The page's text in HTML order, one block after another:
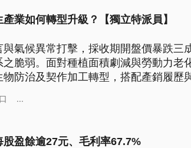
業如何轉型升級？【獨立特派員】
氣候異常打擊，採收期開盤價暴跌三
脆弱。面對種植面積劇減與勞動力老
防治及契作加工轉型，搭配產銷履歷
...
盈餘逾27元、毛利率67.7%